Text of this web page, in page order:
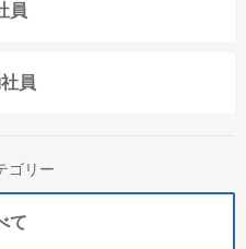
員
員
ゴリー
て